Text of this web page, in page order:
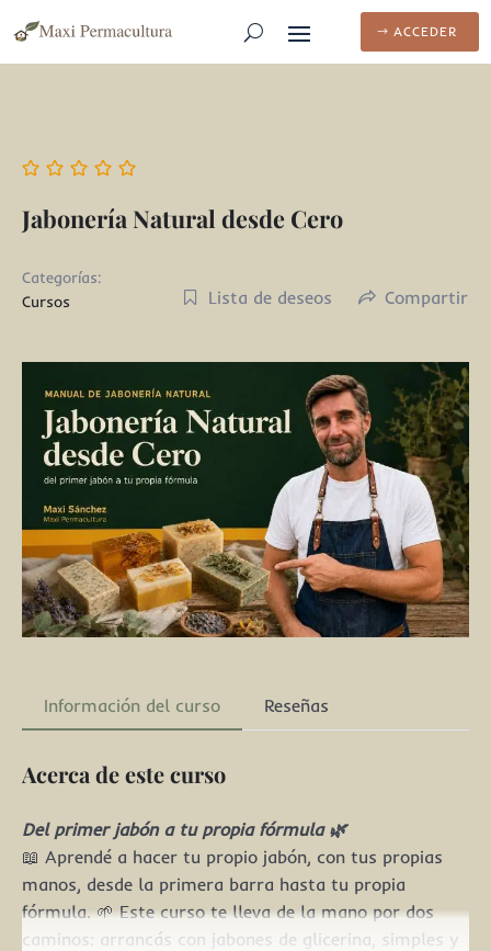
ACCEDER
Jabonería Natural desde Cero
Categorías:
Cursos
Lista de deseos Compartir
Información del curso Reseñas
Acerca de este curso
Del primer jabón a tu propia fórmula 🌿
📖 Aprendé a hacer tu propio jabón, con tus propias
manos, desde la primera barra hasta tu propia
fórmula. 🌱 Este curso te lleva de la mano por dos
caminos: arrancás con jabones de glicerina, simples y